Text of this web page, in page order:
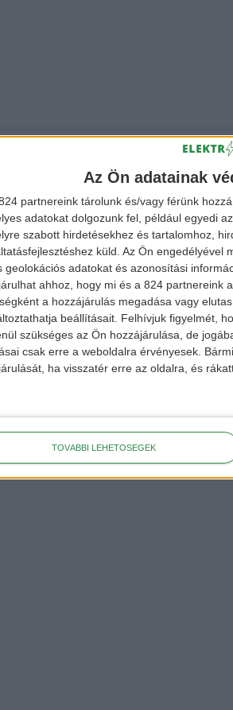
Az Ön adatainak
partnereink tárolunk és/vagy férünk
adatokat dolgozunk fel, például egyedi
szabott hirdetésekhez és tartalomhoz,
küld. Az Ön engedélyével
geolokációs adatokat és azonosítási
ahhoz, hogy mi és a 824 partnereink
a hozzájárulás megadása vagy
beállításait. Felhívjuk figyelmét,
szükséges az Ön hozzájárulása, de
csak erre a weboldalra érvényesek.
ha visszatér erre az oldalra, és
TOVÁBBI LEHETŐSÉGEK
autós hírekért,
minket aFACEBOOKés